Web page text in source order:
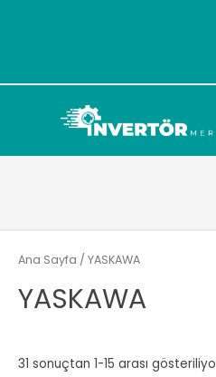
Ana Sayfa / YASKAWA
YASKAWA
31 sonuçtan 1-15 arası